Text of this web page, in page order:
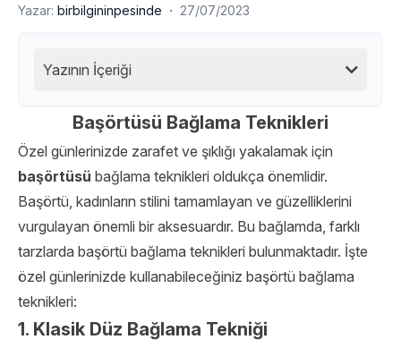
Yazar: birbilgininpesinde · 27/07/2023
Yazının İçeriği
Başörtüsü Bağlama Teknikleri
Özel günlerinizde zarafet ve şıklığı yakalamak için
başörtüsü bağlama teknikleri oldukça önemlidir.
Başörtü, kadınların stilini tamamlayan ve güzelliklerini
vurgulayan önemli bir aksesuardır. Bu bağlamda, farklı
tarzlarda başörtü bağlama teknikleri bulunmaktadır. İşte
özel günlerinizde kullanabileceğiniz başörtü bağlama
teknikleri:
1. Klasik Düz Bağlama Tekniği